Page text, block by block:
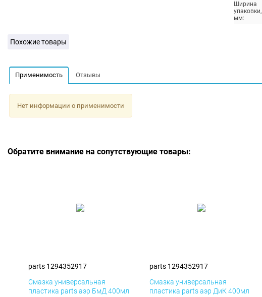
Ширина
упаковки,
мм:
Похожие товары
Применимость Отзывы
Нет информации о применимости
Обратите внимание на сопутствующие товары:
parts 1294352917
Смазка универсальная
пластика parts аэр БмД 400мл
parts 1294352917
Смазка универсальная
пластика parts аэр ДиК 400мл